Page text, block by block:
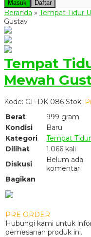
Masuk
Daftar
Beranda » Tempat Tidur
Gustav
Tempat
Mewah
Kode: GF-DK 086 Stok:
Berat
999 gram
Kondisi
Baru
Kategori
Tempat
Dilihat
1.066 kali
Diskusi
Belum ada
komentar
Bagikan
PRE ORDER
Hubungi kami untuk
pemesanan produk ini.